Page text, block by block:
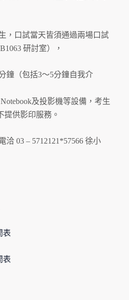
，口試當天皆須通過兩場口試
研討室），
鐘（包括3～5分鐘自我介
及投影機等設備，考生
提供影印服務。
洽 03 – 5712121*57566 徐小
表
表